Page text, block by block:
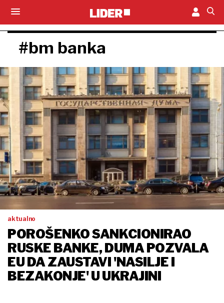
#bm banka
aktualno
POROŠENKO SANKCIONIRAO
RUSKE BANKE, DUMA POZVALA
EU DA ZAUSTAVI 'NASILJE I
BEZAKONJE' U UKRAJINI